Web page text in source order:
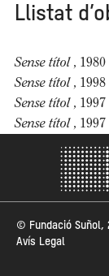
Llistat
Sense títol , 1980
Sense títol , 1998
Sense títol , 1997
Sense títol , 1997
© Fundació Suñol,
Avís Legal